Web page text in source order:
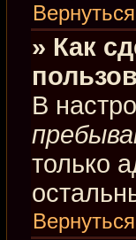
» Как
В
только